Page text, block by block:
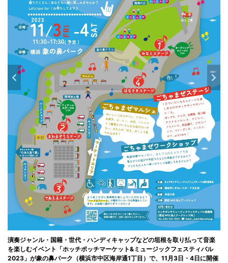
演奏ジャンル・国籍・世代・ハンディキャップなどの垣根を取り払って音楽
を楽しむイベント「ホッチポッチマーケット&ミュージックフェスティバル
2023」が象の鼻パーク（横浜市中区海岸通1丁目）で、11月3日・4日に開催